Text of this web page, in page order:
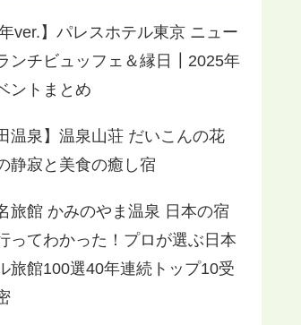
年ver.】パレスホテル東京 ニュー
ンチビュッフェ＆縁日┃2025年
ントまとめ
温泉】温泉山荘 だいこんの花
静寂と美食の癒し宿
旅館 かみのやま温泉 日本の宿
ってわかった！プロが選ぶ日本
旅館100選40年連続トップ10受